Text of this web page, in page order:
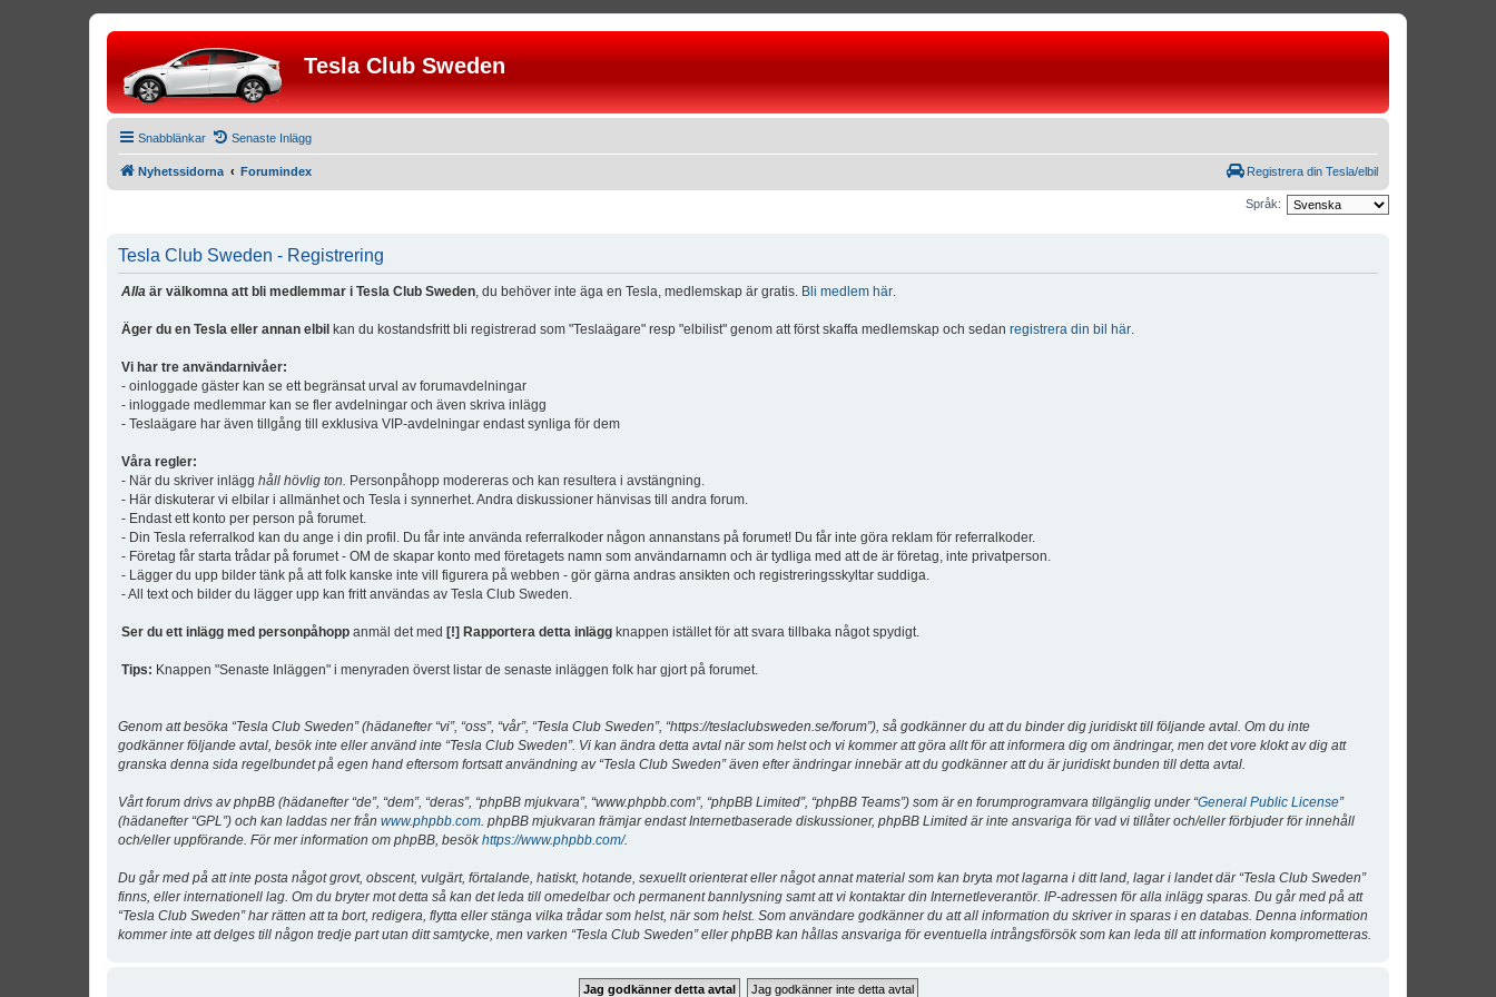
Tesla Club Sweden
Snabblänkar Senaste Inlägg
Nyhetssidorna Forumindex Registrera din Tesla/elbil
Språk:
Tesla Club Sweden - Registrering
Alla är välkomna att bli medlemmar i Tesla Club Sweden , du behöver inte äga en Tesla, medlemskap är gratis. Bli medlem här
Äger du en Tesla eller annan elbil kan du kostandsfritt bli registrerad som "Teslaägare" resp "elbilist" genom att först skaffa medlemskap och sedan registrera din bil här
Vi har tre användarnivåer:
- oinloggade gäster kan se ett begränsat urval av forumavdelningar
- inloggade medlemmar kan se fler avdelningar och även skriva inlägg
- Teslaägare har även tillgång till exklusiva VIP-avdelningar endast synliga för dem
Våra regler:
- När du skriver inlägg håll hövlig ton. Personpåhopp modereras och kan resultera i avstängning.
- Här diskuterar vi elbilar i allmänhet och Tesla i synnerhet. Andra diskussioner hänvisas till andra forum.
- Endast ett konto per person på forumet.
- Din Tesla referralkod kan du ange i din profil. Du får inte använda referralkoder någon annanstans på forumet! Du får inte göra reklam för referralkoder.
- Företag får starta trådar på forumet - OM de skapar konto med företagets namn som användarnamn och är tydliga med att de är företag, inte privatperson.
- Lägger du upp bilder tänk på att folk kanske inte vill figurera på webben - gör gärna andras ansikten och registreringsskyltar suddiga.
- All text och bilder du lägger upp kan fritt användas av Tesla Club Sweden.
Ser du ett inlägg med personpåhopp anmäl det med [!] Rapportera detta inlägg knappen istället för att svara tillbaka något spydigt.
Tips: Knappen "Senaste Inläggen" i menyraden överst listar de senaste inläggen folk har gjort på forumet.
Genom att besöka “Tesla Club Sweden” (hädanefter “vi”, “oss”, “vår”, “Tesla Club Sweden”, “https://teslaclubsweden.se/forum”), så godkänner du att du binder dig juridiskt till följande avtal. Om du inte
godkänner följande avtal, besök inte eller använd inte “Tesla Club Sweden”. Vi kan ändra detta avtal när som helst och vi kommer att göra allt för att informera dig om ändringar, men det vore klokt av dig att
granska denna sida regelbundet på egen hand eftersom fortsatt användning av “Tesla Club Sweden” även efter ändringar innebär att du godkänner att du är juridiskt bunden till detta avtal.
Vårt forum drivs av phpBB (hädanefter “de”, “dem”, “deras”, “phpBB mjukvara”, “www.phpbb.com”, “phpBB Limited”, “phpBB Teams”) som är en forumprogramvara tillgänglig under “General Public License”
(hädanefter “GPL”) och kan laddas ner från www.phpbb.com . phpBB mjukvaran främjar endast Internetbaserade diskussioner, phpBB Limited är inte ansvariga för vad vi tillåter och/eller förbjuder för innehåll
och/eller uppförande. För mer information om phpBB, besökhttps://www.phpbb.com/.
Du går med på att inte posta något grovt, obscent, vulgärt, förtalande, hatiskt, hotande, sexuellt orienterat eller något annat material som kan bryta mot lagarna i ditt land, lagar i landet där “Tesla Club Sweden”
finns, eller internationell lag. Om du bryter mot detta så kan det leda till omedelbar och permanent bannlysning samt att vi kontaktar din Internetleverantör. IP-adressen för alla inlägg sparas. Du går med på att
“Tesla Club Sweden” har rätten att ta bort, redigera, flytta eller stänga vilka trådar som helst, när som helst. Som användare godkänner du att all information du skriver in sparas i en databas. Denna information
kommer inte att delges till någon tredje part utan ditt samtycke, men varken “Tesla Club Sweden” eller phpBB kan hållas ansvariga för eventuella intrångsförsök som kan leda till att information komprometteras.